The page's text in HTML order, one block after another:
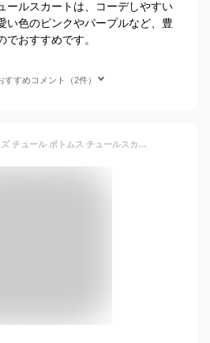
ールスカートは、コーデしやすい
い色のピンクやパープルなど、豊
おすすめです。
すすめコメント（2件）
スカート 女の子 キッズ チュール ボトムス チュールスカート チュチュ 女児 チュチュスカート 子供服 発表会 ロング丈 ギャザー ジュニア 春 秋 冬 春 保育園 入園入学 通園 無地 ピンク ブラック ホワイト ベージュ グリーン ブルー 100/110/120/130/140/150/160cm